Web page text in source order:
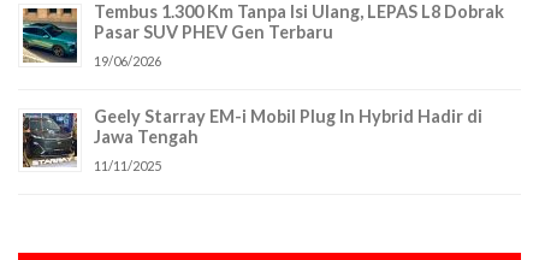
Tembus 1.300 Km Tanpa Isi Ulang, LEPAS L8 Dobrak
Pasar SUV PHEV Gen Terbaru
19/06/2026
Geely Starray EM-i Mobil Plug In Hybrid Hadir di
Jawa Tengah
11/11/2025